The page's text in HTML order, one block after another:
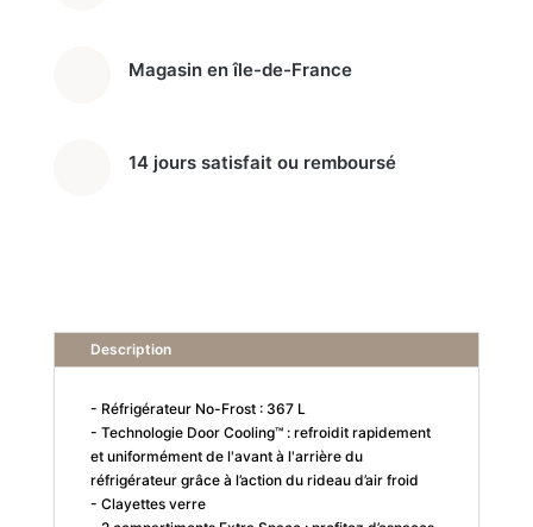
Magasin en île-de-France
14 jours satisfait ou remboursé
Description
- Réfrigérateur No-Frost : 367 L
- Technologie Door Cooling™ : refroidit rapidement
et uniformément de l'avant à l'arrière du
réfrigérateur grâce à l’action du rideau d’air froid
- Clayettes verre